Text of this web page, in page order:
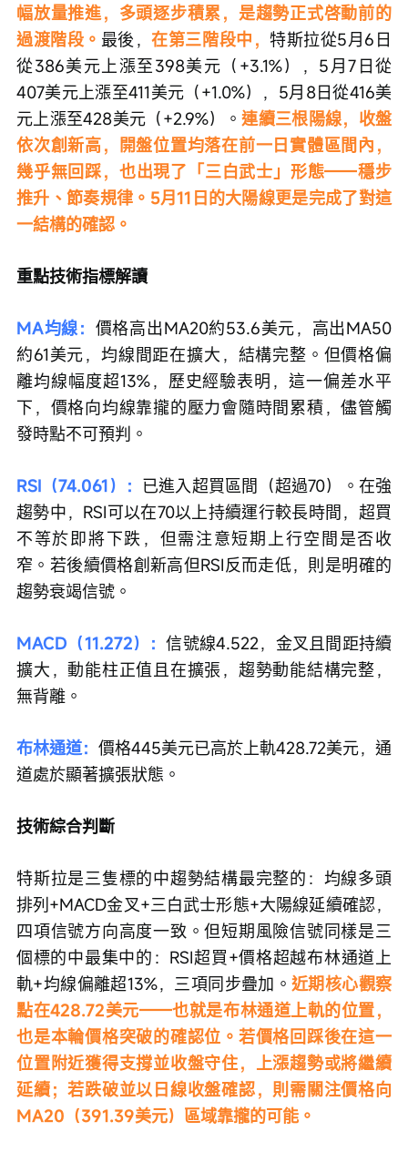
幅放量推進，多頭逐步積累，是趨勢正式啓動前的
過渡階段。 最後，在第三階段中，特斯拉從5月6日
從386美元上漲至398美元（+3.1%），5月7日從
407美元上漲至411美元（+1.0%），5月8日從416美
元上漲至428美元（+2.9%）。連續三根陽線，收盤
依次創新高，開盤位置均落在前一日實體區間內，
幾乎無回踩，也出現了「三白武士」形態——穩步
推升、節奏規律。5月11日的大陽線更是完成了對這
一結構的確認。
重點技術指標解讀
MA均線： 價格高出MA20約53.6美元，高出MA50
約61美元，均線間距在擴大，結構完整。但價格偏
離均線幅度超13%，歷史經驗表明，這一偏差水平
下，價格向均線靠攏的壓力會隨時間累積，儘管觸
發時點不可預判。
RSI（74.061）： 已進入超買區間（超過70）。在強
趨勢中，RSI可以在70以上持續運行較長時間，超買
不等於即將下跌，但需注意短期上行空間是否收
窄。若後續價格創新高但RSI反而走低，則是明確的
趨勢衰竭信號。
MACD（11.272）：信號線4.522，金叉且間距持續
擴大，動能柱正值且在擴張，趨勢動能結構完整，
無背離。
布林通道： 價格445美元已高於上軌428.72美元，通
道處於顯著擴張狀態。
技術綜合判斷
特斯拉是三隻標的中趨勢結構最完整的：均線多頭
排列+MACD金叉+三白武士形態+大陽線延續確認，
四項信號方向高度一致。但短期風險信號同樣是三
個標的中最集中的：RSI超買+價格超越布林通道上
軌+均線偏離超13%，三項同步疊加。近期核心觀察
點在428.72美元——也就是布林通道上軌的位置，
也是本輪價格突破的確認位。若價格回踩後在這一
位置附近獲得支撐並收盤守住，上漲趨勢或將繼續
延續；若跌破並以日線收盤確認，則需關注價格向
MA20（391.39美元）區域靠攏的可能。